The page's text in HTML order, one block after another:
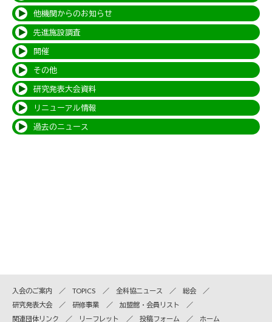
他機関からのお知らせ
先進施設調査
開催
その他
研究発表大会資料
リニューアル情報
過去のニュース
入会のご案内 TOPICS 全科協ニュース
総会
研究発表大会
研修事業
加盟館・会員リスト
関連団体リンク
リーフレット 投稿フォーム ホーム